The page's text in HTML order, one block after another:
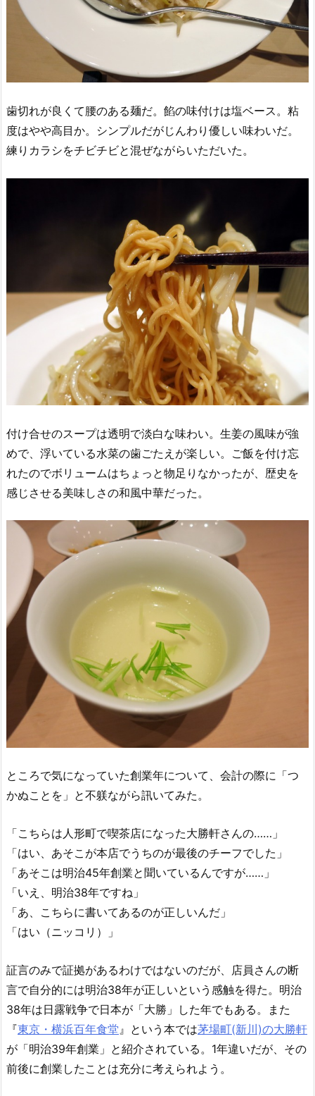
歯切れが良くて腰のある麺だ。餡の味付けは塩ベース。粘
度はやや高目か。シンプルだがじんわり優しい味わいだ。
練りカラシをチビチビと混ぜながらいただいた。
付け合せのスープは透明で淡白な味わい。生姜の風味が強
めで、浮いている水菜の歯ごたえが楽しい。ご飯を付け忘
れたのでボリュームはちょっと物足りなかったが、歴史を
感じさせる美味しさの和風中華だった。
ところで気になっていた創業年について、会計の際に「つ
かぬことを」と不躾ながら訊いてみた。
「こちらは人形町で喫茶店になった大勝軒さんの……」
「はい、あそこが本店でうちのが最後のチーフでした」
「あそこは明治45年創業と聞いているんですが……」
「いえ、明治38年ですね」
「あ、こちらに書いてあるのが正しいんだ」
「はい（ニッコリ）」
証言のみで証拠があるわけではないのだが、店員さんの断
言で自分的には明治38年が正しいという感触を得た。明治
38年は日露戦争で日本が「大勝」した年でもある。また
『東京・横浜百年食堂 』という本では茅場町(新川)の大勝軒
が「明治39年創業」と紹介されている。1年違いだが、その
前後に創業したことは充分に考えられよう。